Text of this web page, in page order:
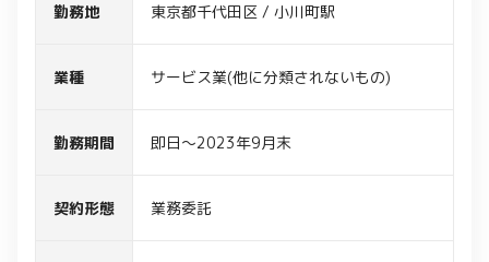
勤務地 東京都千代田区 / 小川町駅
業種 サービス業(他に分類されないもの)
勤務期間 即日～2023年9月末
契約形態 業務委託